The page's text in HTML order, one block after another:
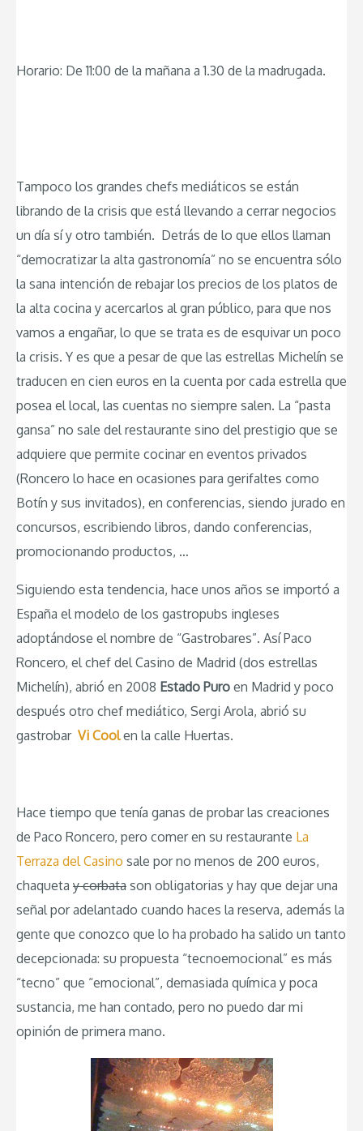
Horario: De 11:00 de la mañana a 1.30 de la madrugada.
Tampoco los grandes chefs mediáticos se están
librando de la crisis que está llevando a cerrar negocios
un día sí y otro también. Detrás de lo que ellos llaman
“democratizar la alta gastronomía” no se encuentra sólo
la sana intención de rebajar los precios de los platos de
la alta cocina y acercarlos al gran público, para que nos
vamos a engañar, lo que se trata es de esquivar un poco
la crisis. Y es que a pesar de que las estrellas Michelín se
traducen en cien euros en la cuenta por cada estrella que
posea el local, las cuentas no siempre salen. La “pasta
gansa” no sale del restaurante sino del prestigio que se
adquiere que permite cocinar en eventos privados
(Roncero lo hace en ocasiones para gerifaltes como
Botín y sus invitados), en conferencias, siendo jurado en
concursos, escribiendo libros, dando conferencias,
promocionando productos, …
Siguiendo esta tendencia, hace unos años se importó a
España el modelo de los gastropubs ingleses
adoptándose el nombre de “Gastrobares”. Así Paco
Roncero, el chef del Casino de Madrid (dos estrellas
Michelín), abrió en 2008 Estado Puro en Madrid y poco
después otro chef mediático, Sergi Arola, abrió su
gastrobar Vi Coolen la calle Huertas.
Hace tiempo que tenía ganas de probar las creaciones
de Paco Roncero, pero comer en su restaurante La
Terraza del Casino sale por no menos de 200 euros,
chaqueta y corbata son obligatorias y hay que dejar una
señal por adelantado cuando haces la reserva, además la
gente que conozco que lo ha probado ha salido un tanto
decepcionada: su propuesta “tecnoemocional” es más
“tecno” que “emocional”, demasiada química y poca
sustancia, me han contado, pero no puedo dar mi
opinión de primera mano.